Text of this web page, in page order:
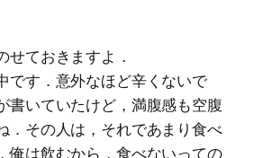
せておきますよ．
です．意外なほど辛くないで
書いていたけど，満腹感も空腹
．その人は，それであまり食べ
俺は飲むから，食べないっての